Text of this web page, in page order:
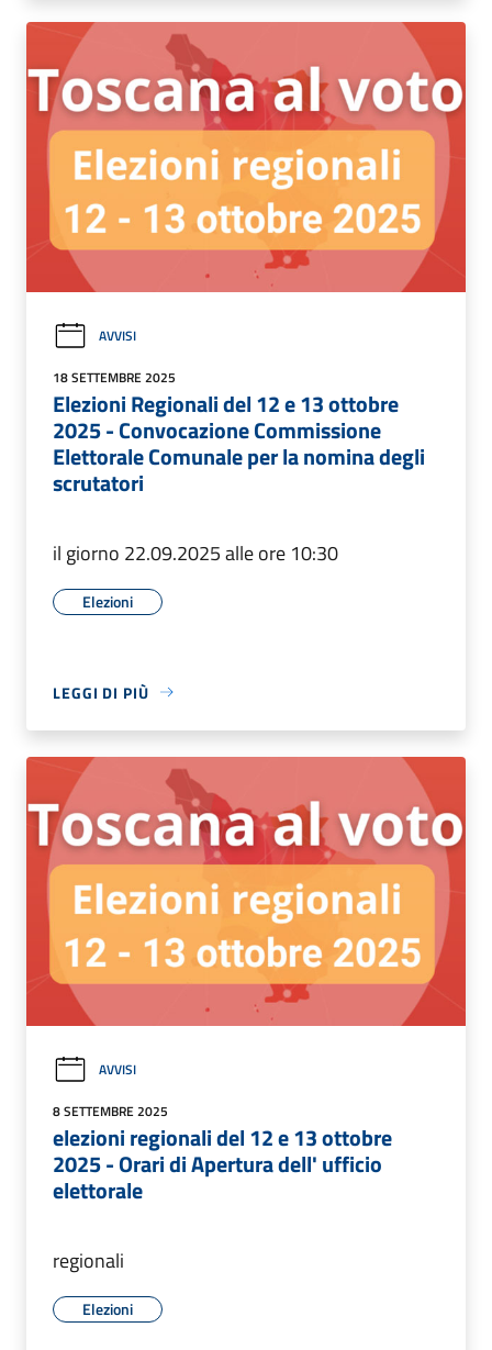
AVVISI
18 SETTEMBRE 2025
Elezioni Regionali del 12 e 13 ottobre
2025 - Convocazione Commissione
Elettorale Comunale per la nomina degli
scrutatori
il giorno 22.09.2025 alle ore 10:30
Elezioni
LEGGI DI PIÙ
AVVISI
8 SETTEMBRE 2025
elezioni regionali del 12 e 13 ottobre
2025 - Orari di Apertura dell' ufficio
elettorale
regionali
Elezioni